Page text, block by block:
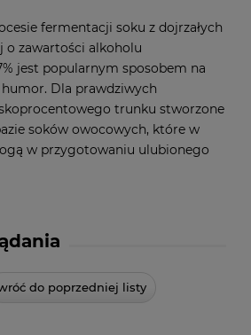
do poprzedniej listy
fermentacji soku z dojrzałych
o zawartości alkoholu
jest popularnym sposobem na
Dla prawdziwych
trunku stworzone
soków owocowych, które w
w przygotowaniu ulubionego